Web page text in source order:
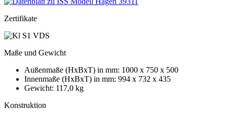
Zertifikate
Maße und Gewicht
Außenmaße (HxBxT) in mm: 1000 x 750 x 500
Innenmaße (HxBxT) in mm: 994 x 732 x 435
Gewicht: 117,0 kg
Konstruktion